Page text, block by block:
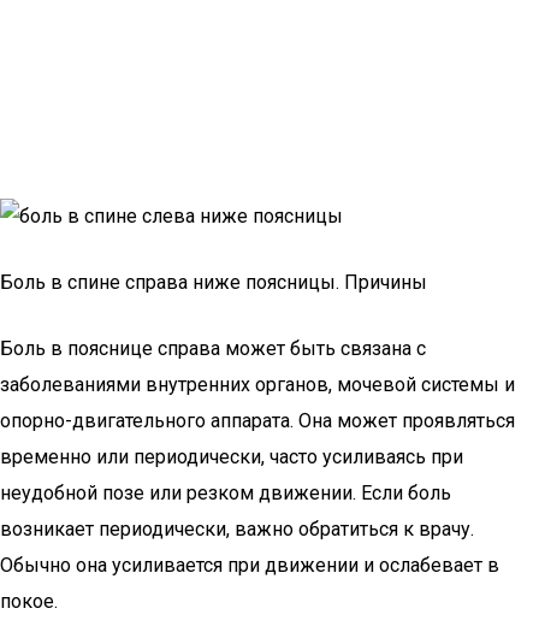
Боль в спине справа ниже поясницы. Причины
Боль в пояснице справа может быть связана с
заболеваниями внутренних органов, мочевой системы и
опорно-двигательного аппарата. Она может проявляться
временно или периодически, часто усиливаясь при
неудобной позе или резком движении. Если боль
возникает периодически, важно обратиться к врачу.
Обычно она усиливается при движении и ослабевает в
покое.